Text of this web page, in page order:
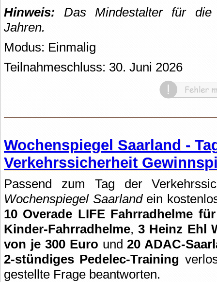
Hinweis: Das Mindestalter für
Jahren.
Modus: Einmalig
Teilnahmeschluss: 30. Juni 2026
Wochenspiegel Saarland -
Verkehrssicherheit
Passend zum Tag der
Wochenspiegel Saarlandein
10 Overade LIFE Fahrradhelme
Kinder-Fahrradhelme,3 Heinz Ehl
von je 300 Euro und20 ADAC-
2-stündiges Pedelec-Training
gestellte Frage beantworten.